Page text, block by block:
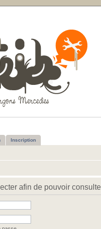
Inscription
afin de pouvoir